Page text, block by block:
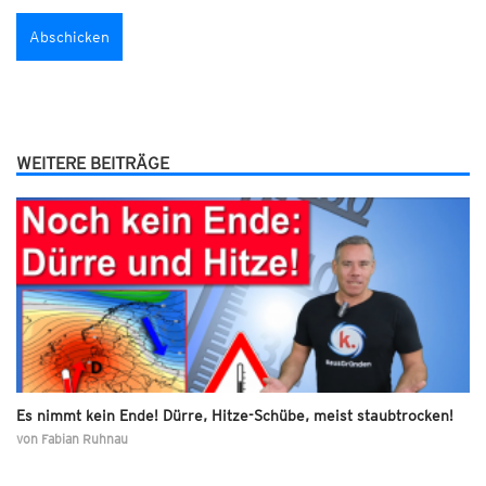
WEITERE BEITRÄGE
Es nimmt kein Ende! Dürre, Hitze-Schübe, meist staubtrocken!
von Fabian Ruhnau